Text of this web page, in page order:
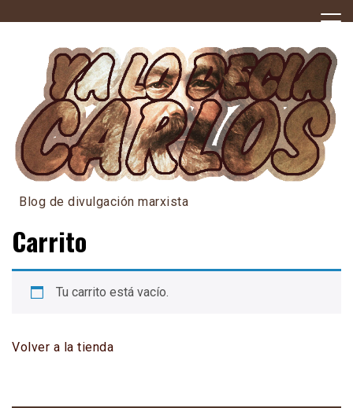
to
Blog de divulgación marxista
Carrito
Tu carrito está vacío.
Volver a la tienda